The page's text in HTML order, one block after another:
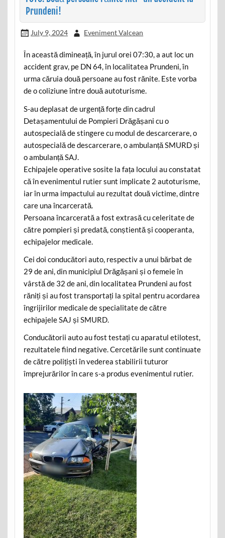
Prundeni!
July 9, 2024 Eveniment Valcean
În această dimineață, în jurul orei 07:30, a aut loc un
accident grav, pe DN 64, în localitatea Prundeni, în
urma căruia două persoane au fost rănite. Este vorba
de o coliziune între două autoturisme.
S-au deplasat de urgență forțe din cadrul
Detașamentului de Pompieri Drăgășani cu o
autospecială de stingere cu modul de descarcerare, o
autospecială de descarcerare, o ambulanță SMURD și
o ambulanță SAJ.
Echipajele operative sosite la fața locului au constatat
că în evenimentul rutier sunt implicate 2 autoturisme,
iar în urma impactului au rezultat două victime, dintre
care una încarcerată.
Persoana încarcerată a fost extrasă cu celeritate de
către pompieri și predată, conștientă și cooperanta,
echipajelor medicale.
Cei doi conducători auto, respectiv a unui bărbat de
29 de ani, din municipiul Drăgășani și o femeie în
vârstă de 32 de ani, din localitatea Prundeni au fost
răniți și au fost transportați la spital pentru acordarea
îngrijirilor medicale de specialitate de către
echipajele SAJ și SMURD.
Conducătorii auto au fost testați cu aparatul etilotest,
rezultatele fiind negative. Cercetările sunt continuate
de către polițiști în vederea stabilirii tuturor
împrejurărilor în care s-a produs evenimentul rutier.